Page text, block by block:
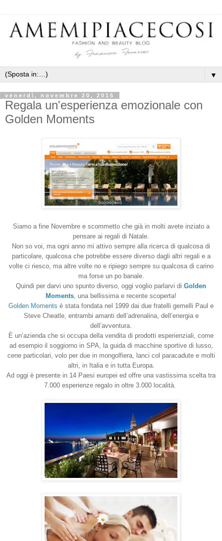
▼
venerdì, novembre 20, 2015
Regala un'esperienza emozionale con
Golden Moments
Siamo a fine Novembre e scommetto che già in molti avete inziato a
pensare ai regali di Natale.
Non so voi, ma ogni anno mi attivo sempre alla ricerca di qualcosa di
particolare, qualcosa che potrebbe essere diverso dagli altri regali e a
volte ci riesco, ma altre volte no e ripiego sempre su qualcosa di carino
ma forse un po banale.
Quindi per darvi uno spunto diverso, oggi voglio parlarvi di Golden
Moments , una bellissima e recente scoperta!
Golden Moments è stata fondata nel 1999 dai due fratelli gemelli Paul e
Steve Cheatle, entrambi amanti dell’adrenalina, dell’energia e
dell’avventura.
È un’azienda che si occupa della vendita di prodotti esperienziali, come
ad esempio il soggiorno in SPA, la guida di macchine sportive di lusso,
cene particolari, volo per due in mongolfiera, lanci col paracadute e molti
altri, in Italia e in tutta Europa.
Ad oggi è presente in 14 Paesi europei ed offre una vastissima scelta tra
7.000 esperienze regalo in oltre 3.000 località.